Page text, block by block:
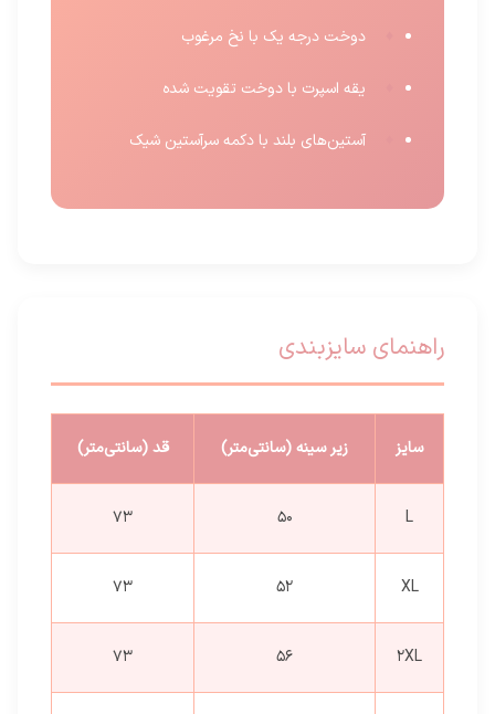
دوخت درجه یک با نخ مرغوب
یقه اسپرت با دوخت تقویت شده
آستین‌های بلند با دکمه سرآستین شیک
راهنمای سایزبندی
سایز زیر سینه (سانتی‌متر) قد (سانتی‌متر)
L
50
73
XL
52
73
2XL
56
73